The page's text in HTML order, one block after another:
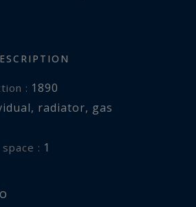
: 1890
, radiator, gas
: 1